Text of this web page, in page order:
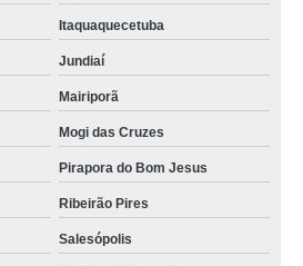
Itaquaquecetuba
Jundiaí
Mairiporã
Mogi das Cruzes
Pirapora do Bom Jesus
Ribeirão Pires
Salesópolis